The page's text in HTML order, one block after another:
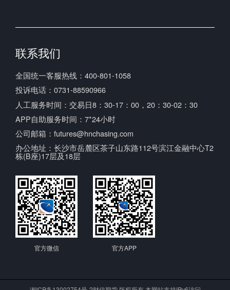
联系我们
全国统一客服热线：400-801-1058
投诉电话：0731-88590966
人工服务时间：交易日8：30-17：00，20：30-02：30
APP自助服务时间：7*24小时
公司邮箱：futures@hnchasing.com
办公地址：长沙市岳麓区茶子山东路112号滨江金融中心T2
栋(B座)17层及18层
官方微信 官方APP